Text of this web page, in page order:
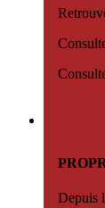
Depuis